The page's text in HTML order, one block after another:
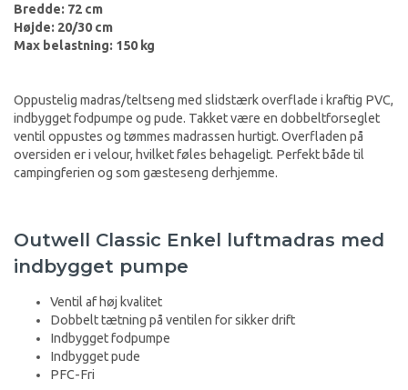
Bredde: 72 cm
Højde: 20/30 cm
Max belastning: 150 kg
Oppustelig madras/teltseng med slidstærk overflade i kraftig PVC,
indbygget fodpumpe og pude. Takket være en dobbeltforseglet
ventil oppustes og tømmes madrassen hurtigt. Overfladen på
oversiden er i velour, hvilket føles behageligt. Perfekt både til
campingferien og som gæsteseng derhjemme.
Outwell Classic Enkel luftmadras med
indbygget pumpe
Ventil af høj kvalitet
Dobbelt tætning på ventilen for sikker drift
Indbygget fodpumpe
Indbygget pude
PFC-Fri